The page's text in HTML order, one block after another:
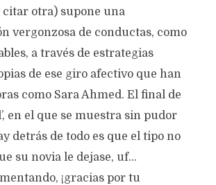
citar otra) supone una
vergonzosa de conductas, como
a través de estrategias
de ese giro afectivo que han
como Sara Ahmed. El final de
en el que se muestra sin pudor
detrás de todo es que el tipo no
su novia le dejase, uf…
¡gracias por tu